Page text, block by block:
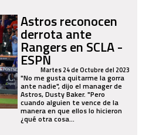
Astros reconocen
derrota ante
Rangers en SCLA -
ESPNMartes 24 de Octubre del 2023
"No me gusta quitarme la gorra
ante nadie", dijo el manager de
Astros, Dusty Baker. "Pero
cuando alguien te vence de la
manera en que ellos lo hicieron
¿qué otra cosa...